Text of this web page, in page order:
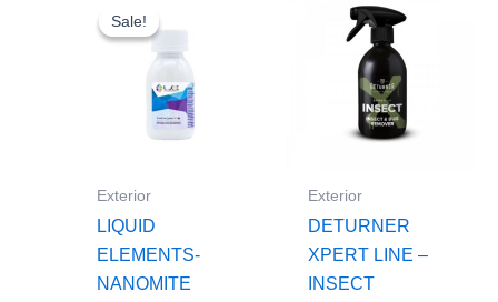
Sale!
Sale!
Exterior
LIQUID
ELEMENTS-
NANOMITE
Exterior
DETURNER
XPERT LINE –
INSECT